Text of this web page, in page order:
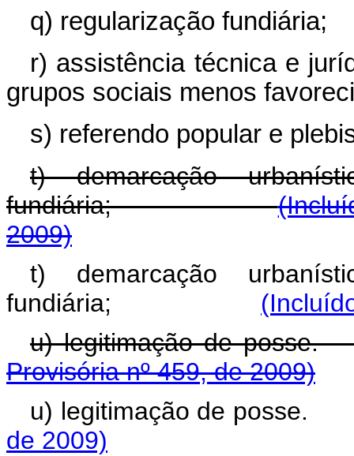
q) regularização fundiária;
r) assistência técnica e
grupos sociais menos
s) referendo popular e
t) demarcação
fundiária;
2009)
t) demarcação
fundiária;
u) legitimação
Provisória nº 459, de 2009)
u) legitimação de
de 2009)